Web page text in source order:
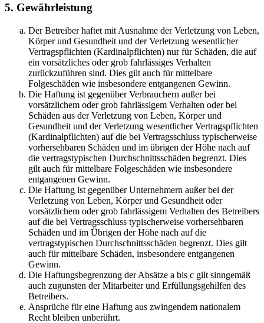
5. Gewährleistung
Der Betreiber haftet mit Ausnahme der Verletzung von Leben,
Körper und Gesundheit und der Verletzung wesentlicher
Vertragspflichten (Kardinalpflichten) nur für Schäden, die auf
ein vorsätzliches oder grob fahrlässiges Verhalten
zurückzuführen sind. Dies gilt auch für mittelbare
Folgeschäden wie insbesondere entgangenen Gewinn.
Die Haftung ist gegenüber Verbrauchern außer bei
vorsätzlichem oder grob fahrlässigem Verhalten oder bei
Schäden aus der Verletzung von Leben, Körper und
Gesundheit und der Verletzung wesentlicher Vertragspflichten
(Kardinalpflichten) auf die bei Vertragsschluss typischerweise
vorhersehbaren Schäden und im übrigen der Höhe nach auf
die vertragstypischen Durchschnittsschäden begrenzt. Dies
gilt auch für mittelbare Folgeschäden wie insbesondere
entgangenen Gewinn.
Die Haftung ist gegenüber Unternehmern außer bei der
Verletzung von Leben, Körper und Gesundheit oder
vorsätzlichem oder grob fahrlässigem Verhalten des Betreibers
auf die bei Vertragsschluss typischerweise vorhersehbaren
Schäden und im Übrigen der Höhe nach auf die
vertragstypischen Durchschnittsschäden begrenzt. Dies gilt
auch für mittelbare Schäden, insbesondere entgangenen
Gewinn.
Die Haftungsbegrenzung der Absätze a bis c gilt sinngemäß
auch zugunsten der Mitarbeiter und Erfüllungsgehilfen des
Betreibers.
Ansprüche für eine Haftung aus zwingendem nationalem
Recht bleiben unberührt.